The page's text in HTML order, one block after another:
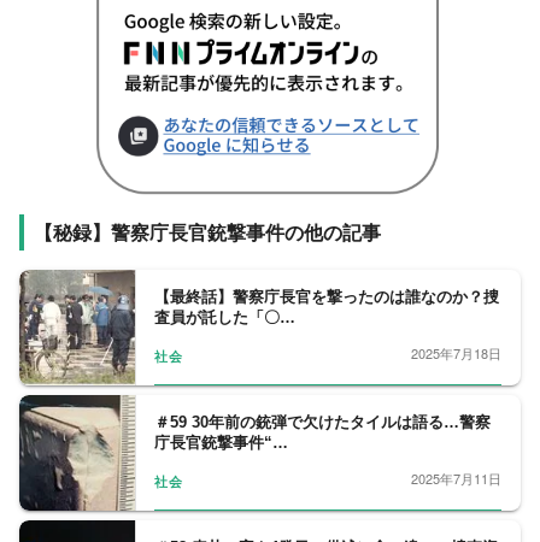
【秘録】警察庁長官銃撃事件の他の記事
【最終話】警察庁長官を撃ったのは誰なのか？捜
査員が託した「〇…
社会 2025年7月18日
＃59 30年前の銃弾で欠けたタイルは語る…警察
庁長官銃撃事件“…
社会 2025年7月11日